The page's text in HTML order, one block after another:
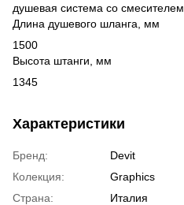
душевая система со смесителем
Длина душевого шланга, мм
1500
Высота штанги, мм
1345
Характеристики
Бренд:
Devit
Колекция:
Graphics
Страна:
Италия